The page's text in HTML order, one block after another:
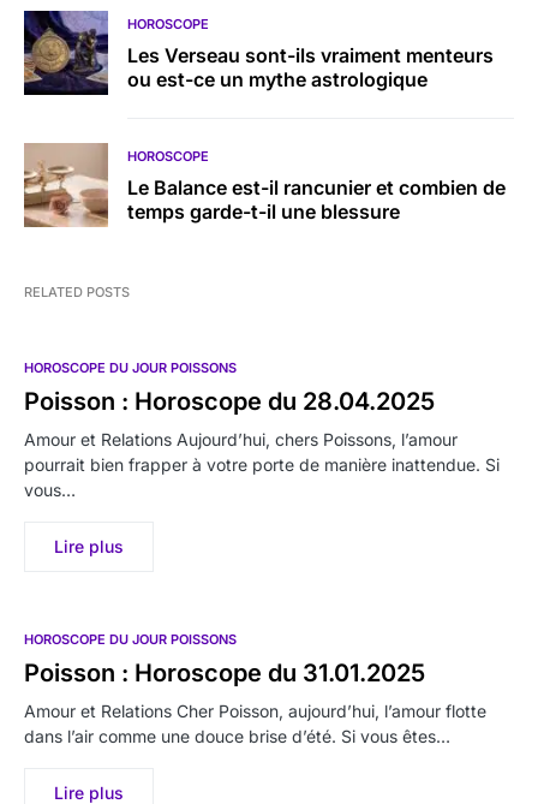
HOROSCOPE
Les Verseau sont-ils vraiment menteurs
ou est-ce un mythe astrologique
HOROSCOPE
Le Balance est-il rancunier et combien de
temps garde-t-il une blessure
RELATED POSTS
HOROSCOPE DU JOUR POISSONS
Poisson : Horoscope du 28.04.2025
Amour et Relations Aujourd’hui, chers Poissons, l’amour
pourrait bien frapper à votre porte de manière inattendue. Si
vous…
Lire plus
HOROSCOPE DU JOUR POISSONS
Poisson : Horoscope du 31.01.2025
Amour et Relations Cher Poisson, aujourd’hui, l’amour flotte
dans l’air comme une douce brise d’été. Si vous êtes…
Lire plus